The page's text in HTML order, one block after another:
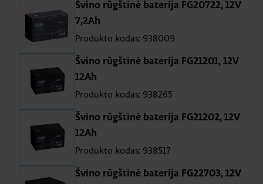
Švino rūgštinė baterija FG20722, 12V
7,2Ah
Produkto kodas: 938009
Švino rūgštinė baterija FG21201, 12V
12Ah
Produkto kodas: 938265
Švino rūgštinė baterija FG21202, 12V
12Ah
Produkto kodas: 938517
Švino rūgštinė baterija FG22703, 12V